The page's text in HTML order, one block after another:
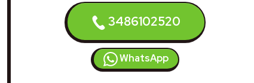
3486102520
WhatsApp